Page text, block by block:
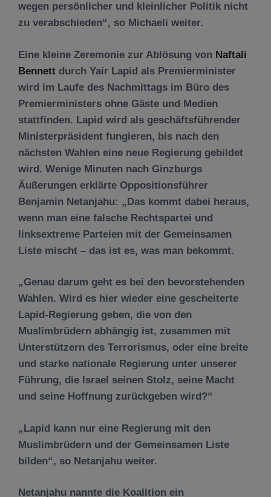
wegen persönlicher und kleinlicher Politik nicht
zu verabschieden“, so Michaeli weiter.
Eine kleine Zeremonie zur Ablösung von Naftali
Bennett durch Yair Lapid als Premierminister
wird im Laufe des Nachmittags im Büro des
Premierministers ohne Gäste und Medien
stattfinden. Lapid wird als geschäftsführender
Ministerpräsident fungieren, bis nach den
nächsten Wahlen eine neue Regierung gebildet
wird. Wenige Minuten nach Ginzburgs
Äußerungen erklärte Oppositionsführer
Benjamin Netanjahu: „Das kommt dabei heraus,
wenn man eine falsche Rechtspartei und
linksextreme Parteien mit der Gemeinsamen
Liste mischt – das ist es, was man bekommt.
„Genau darum geht es bei den bevorstehenden
Wahlen. Wird es hier wieder eine gescheiterte
Lapid-Regierung geben, die von den
Muslimbrüdern abhängig ist, zusammen mit
Unterstützern des Terrorismus, oder eine breite
und starke nationale Regierung unter unserer
Führung, die Israel seinen Stolz, seine Macht
und seine Hoffnung zurückgeben wird?“
„Lapid kann nur eine Regierung mit den
Muslimbrüdern und der Gemeinsamen Liste
bilden“, so Netanjahu weiter.
Netanjahu nannte die Koalition ein